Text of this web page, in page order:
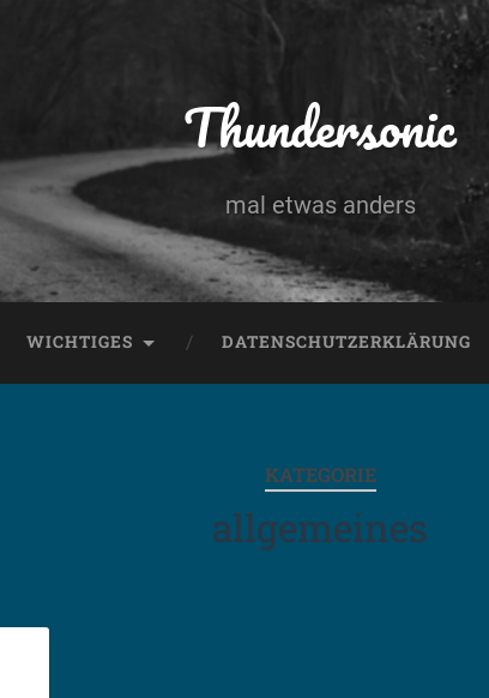
Thundersonic
mal etwas anders
WICHTIGES DATENSCHUTZERKLÄRUNG
KATEGORIE
allgemeines